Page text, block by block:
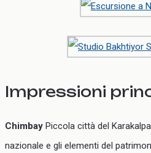
Impressioni
Chimbay Piccola città del
nazionale e gli elementi del